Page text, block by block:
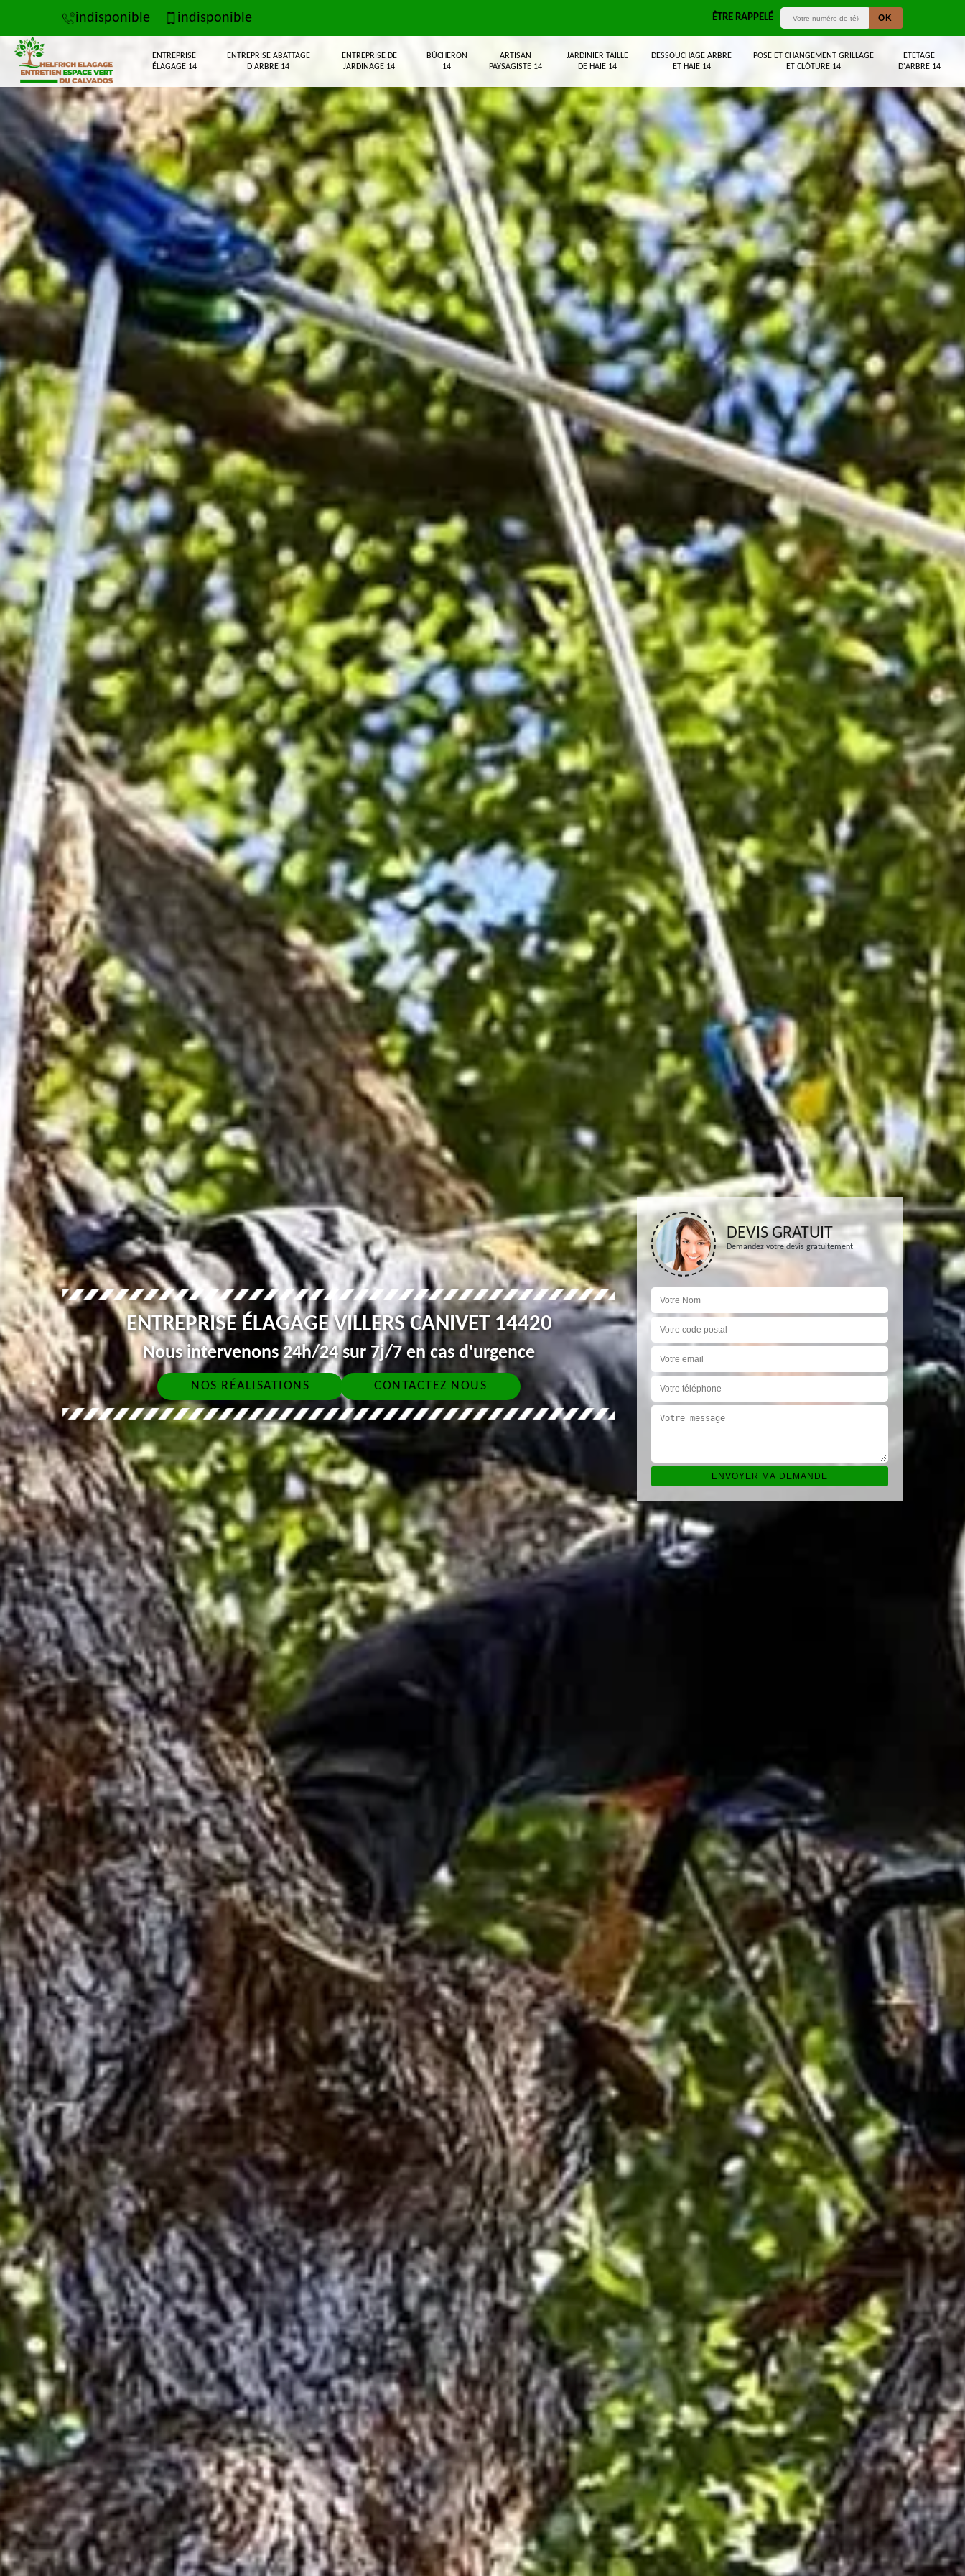
indisponible indisponible ÊTRE RAPPELÉ
ENTREPRISE
ÉLAGAGE 14
ENTREPRISE ABATTAGE
D'ARBRE 14
ENTREPRISE DE
JARDINAGE 14
BÛCHERON
14
ARTISAN
PAYSAGISTE 14
JARDINIER TAILLE
DE HAIE 14
DESSOUCHAGE ARBRE
ET HAIE 14
POSE ET CHANGEMENT GRILLAGE
ET CLÔTURE 14
ETETAGE
D'ARBRE 14
ENTREPRISE ÉLAGAGE VILLERS CANIVET 14420
Nous intervenons 24h/24 sur 7j/7 en cas d'urgence
NOS RÉALISATIONS CONTACTEZ NOUS
DEVIS GRATUIT
Demandez votre devis gratuitement